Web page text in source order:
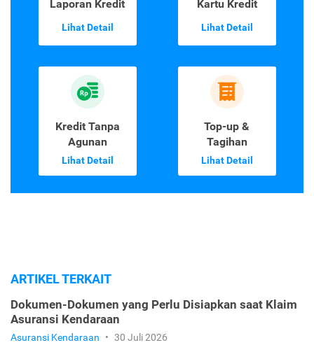
Laporan Kredit
Lihat Detail
Kartu Kredit
Lihat Detail
Kredit Tanpa
Agunan
Lihat Detail
Top-up &
Tagihan
Lihat Detail
ARTIKEL TERKAIT
Dokumen-Dokumen yang Perlu Disiapkan saat Klaim
Asuransi Kendaraan
Asuransi Kendaraan • 30 Juli 2026